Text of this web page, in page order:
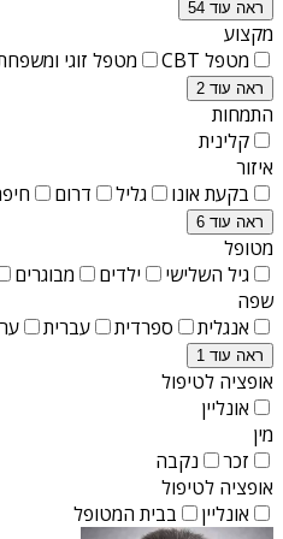
ראה עוד 54
מקצוע
מטפל CBT
מטפל זוגי
ראה עוד 2
התמחות
קלינית
איזור
בקעת אונו
גליל דרום
ראה עוד 6
מטופל
גיל השלישי
ילדים מבוגרים
שפה
אנגלית
ספרדית עברית
ראה עוד 1
אופציה לטיפול
אונליין
מין
זכר
נקבה
אופציה לטיפול
אונליין
בבית המטופל